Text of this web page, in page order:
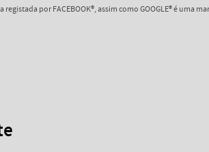
registada por FACEBOOK®, assim como GOOGLE® é uma